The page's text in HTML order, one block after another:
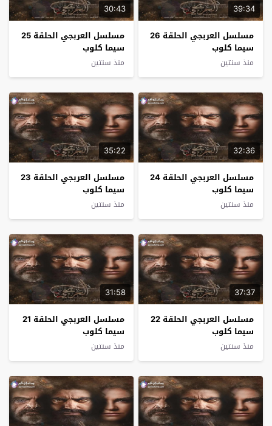
39:34
مسلسل العربجي الحلقة 26
سيما كلوب
منذ سنتين
30:43
مسلسل العربجي الحلقة 25
سيما كلوب
منذ سنتين
32:36
مسلسل العربجي الحلقة 24
سيما كلوب
منذ سنتين
35:22
مسلسل العربجي الحلقة 23
سيما كلوب
منذ سنتين
37:37
مسلسل العربجي الحلقة 22
سيما كلوب
منذ سنتين
31:58
مسلسل العربجي الحلقة 21
سيما كلوب
منذ سنتين